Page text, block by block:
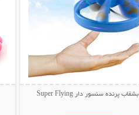
بشقاب پرنده سنسور دار Super Flying